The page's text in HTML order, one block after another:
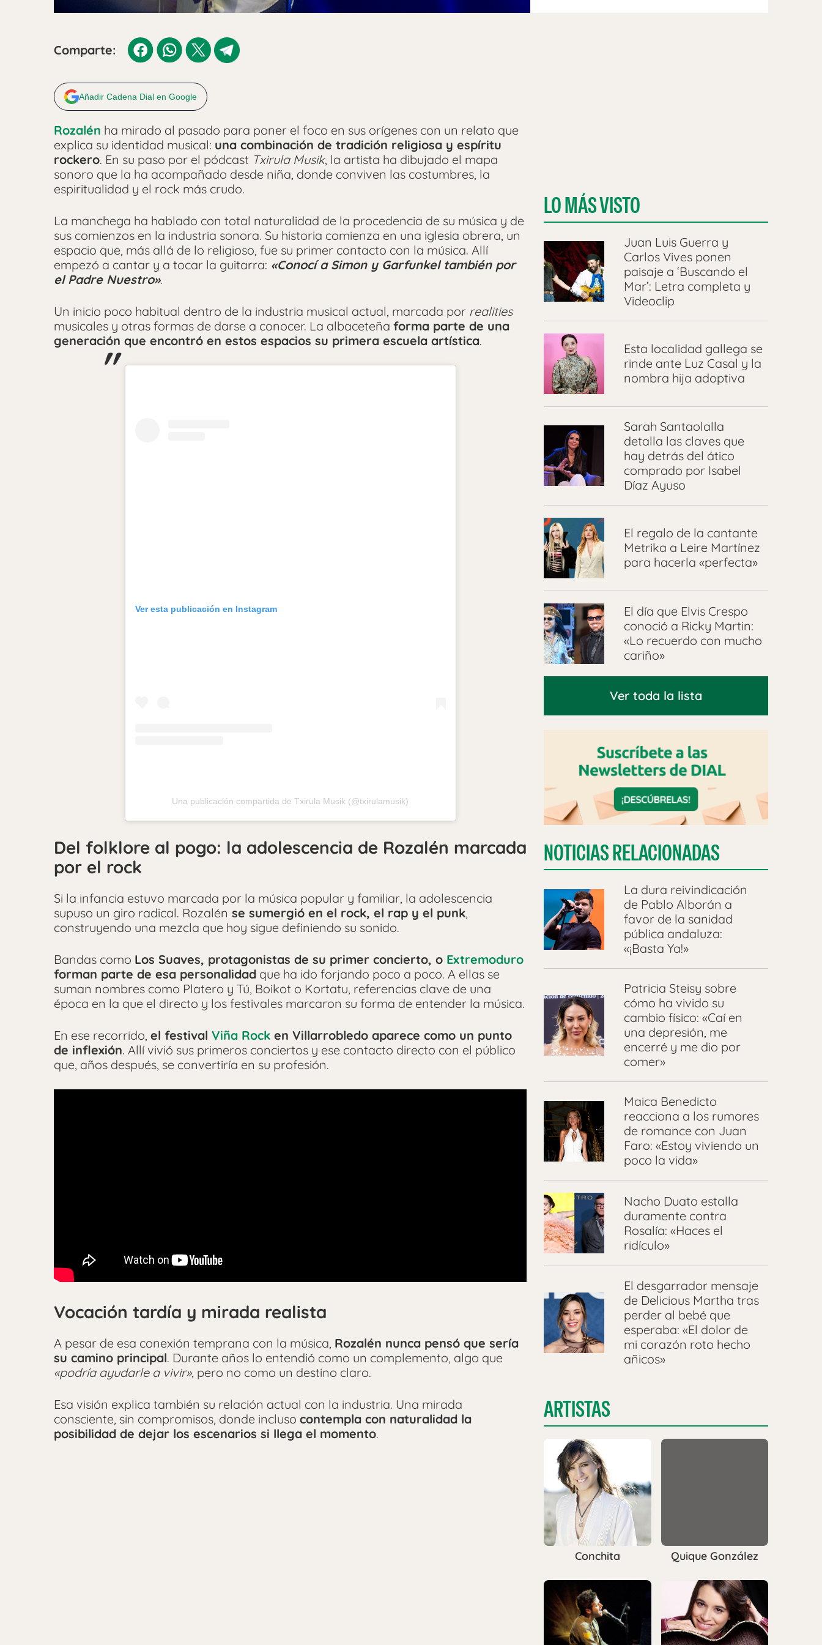
Comparte:
Añadir Cadena Dial en Google
Rozalén ha mirado al pasado para poner el foco en sus orígenes con un relato que
explica su identidad musical: una combinación de tradición religiosa y espíritu
rockero. En su paso por el pódcast Txirula Musik, la artista ha dibujado el mapa
sonoro que la ha acompañado desde niña, donde conviven las costumbres, la
espiritualidad y el rock más crudo.
La manchega ha hablado con total naturalidad de la procedencia de su música y de
sus comienzos en la industria sonora. Su historia comienza en una iglesia obrera, un
espacio que, más allá de lo religioso, fue su primer contacto con la música. Allí
empezó a cantar y a tocar la guitarra: «Conocí a Simon y Garfunkel también por
el Padre Nuestro».
Un inicio poco habitual dentro de la industria musical actual, marcada por realities
musicales y otras formas de darse a conocer. La albaceteña forma parte de una
generación que encontró en estos espacios su primera escuela artística.
Ver esta publicación en Instagram
Una publicación compartida de Txirula Musik (@txirulamusik)
Del folklore al pogo: la adolescencia de Rozalén marcada
por el rock
Si la infancia estuvo marcada por la música popular y familiar, la adolescencia
supuso un giro radical. Rozalén se sumergió en el rock, el rap y el punk,
construyendo una mezcla que hoy sigue definiendo su sonido.
Bandas como Los Suaves, protagonistas de su primer concierto, o Extremoduro
forman parte de esa personalidad que ha ido forjando poco a poco. A ellas se
suman nombres como Platero y Tú, Boikot o Kortatu, referencias clave de una
época en la que el directo y los festivales marcaron su forma de entender la música.
En ese recorrido, el festival Viña Rock en Villarrobledo aparece como un punto
de inflexión. Allí vivió sus primeros conciertos y ese contacto directo con el público
que, años después, se convertiría en su profesión.
Vocación tardía y mirada realista
A pesar de esa conexión temprana con la música, Rozalén nunca pensó que sería
su camino principal. Durante años lo entendió como un complemento, algo que
«podría ayudarle a vivir», pero no como un destino claro.
Esa visión explica también su relación actual con la industria. Una mirada
consciente, sin compromisos, donde incluso contempla con naturalidad la
posibilidad de dejar los escenarios si llega el momento.
LO MÁS VISTO
Juan Luis Guerra y
Carlos Vives ponen
paisaje a ‘Buscando el
Mar’: Letra completa y
Videoclip
Esta localidad gallega se
rinde ante Luz Casal y la
nombra hija adoptiva
Sarah Santaolalla
detalla las claves que
hay detrás del ático
comprado por Isabel
Díaz Ayuso
El regalo de la cantante
Metrika a Leire Martínez
para hacerla «perfecta»
El día que Elvis Crespo
conoció a Ricky Martin:
«Lo recuerdo con mucho
cariño»
Ver toda la lista
NOTICIAS RELACIONADAS
La dura reivindicación
de Pablo Alborán a
favor de la sanidad
pública andaluza:
«¡Basta Ya!»
Patricia Steisy sobre
cómo ha vivido su
cambio físico: «Caí en
una depresión, me
encerré y me dio por
comer»
Maica Benedicto
reacciona a los rumores
de romance con Juan
Faro: «Estoy viviendo un
poco la vida»
Nacho Duato estalla
duramente contra
Rosalía: «Haces el
ridículo»
El desgarrador mensaje
de Delicious Martha tras
perder al bebé que
esperaba: «El dolor de
mi corazón roto hecho
añicos»
ARTISTAS
Conchita Quique González